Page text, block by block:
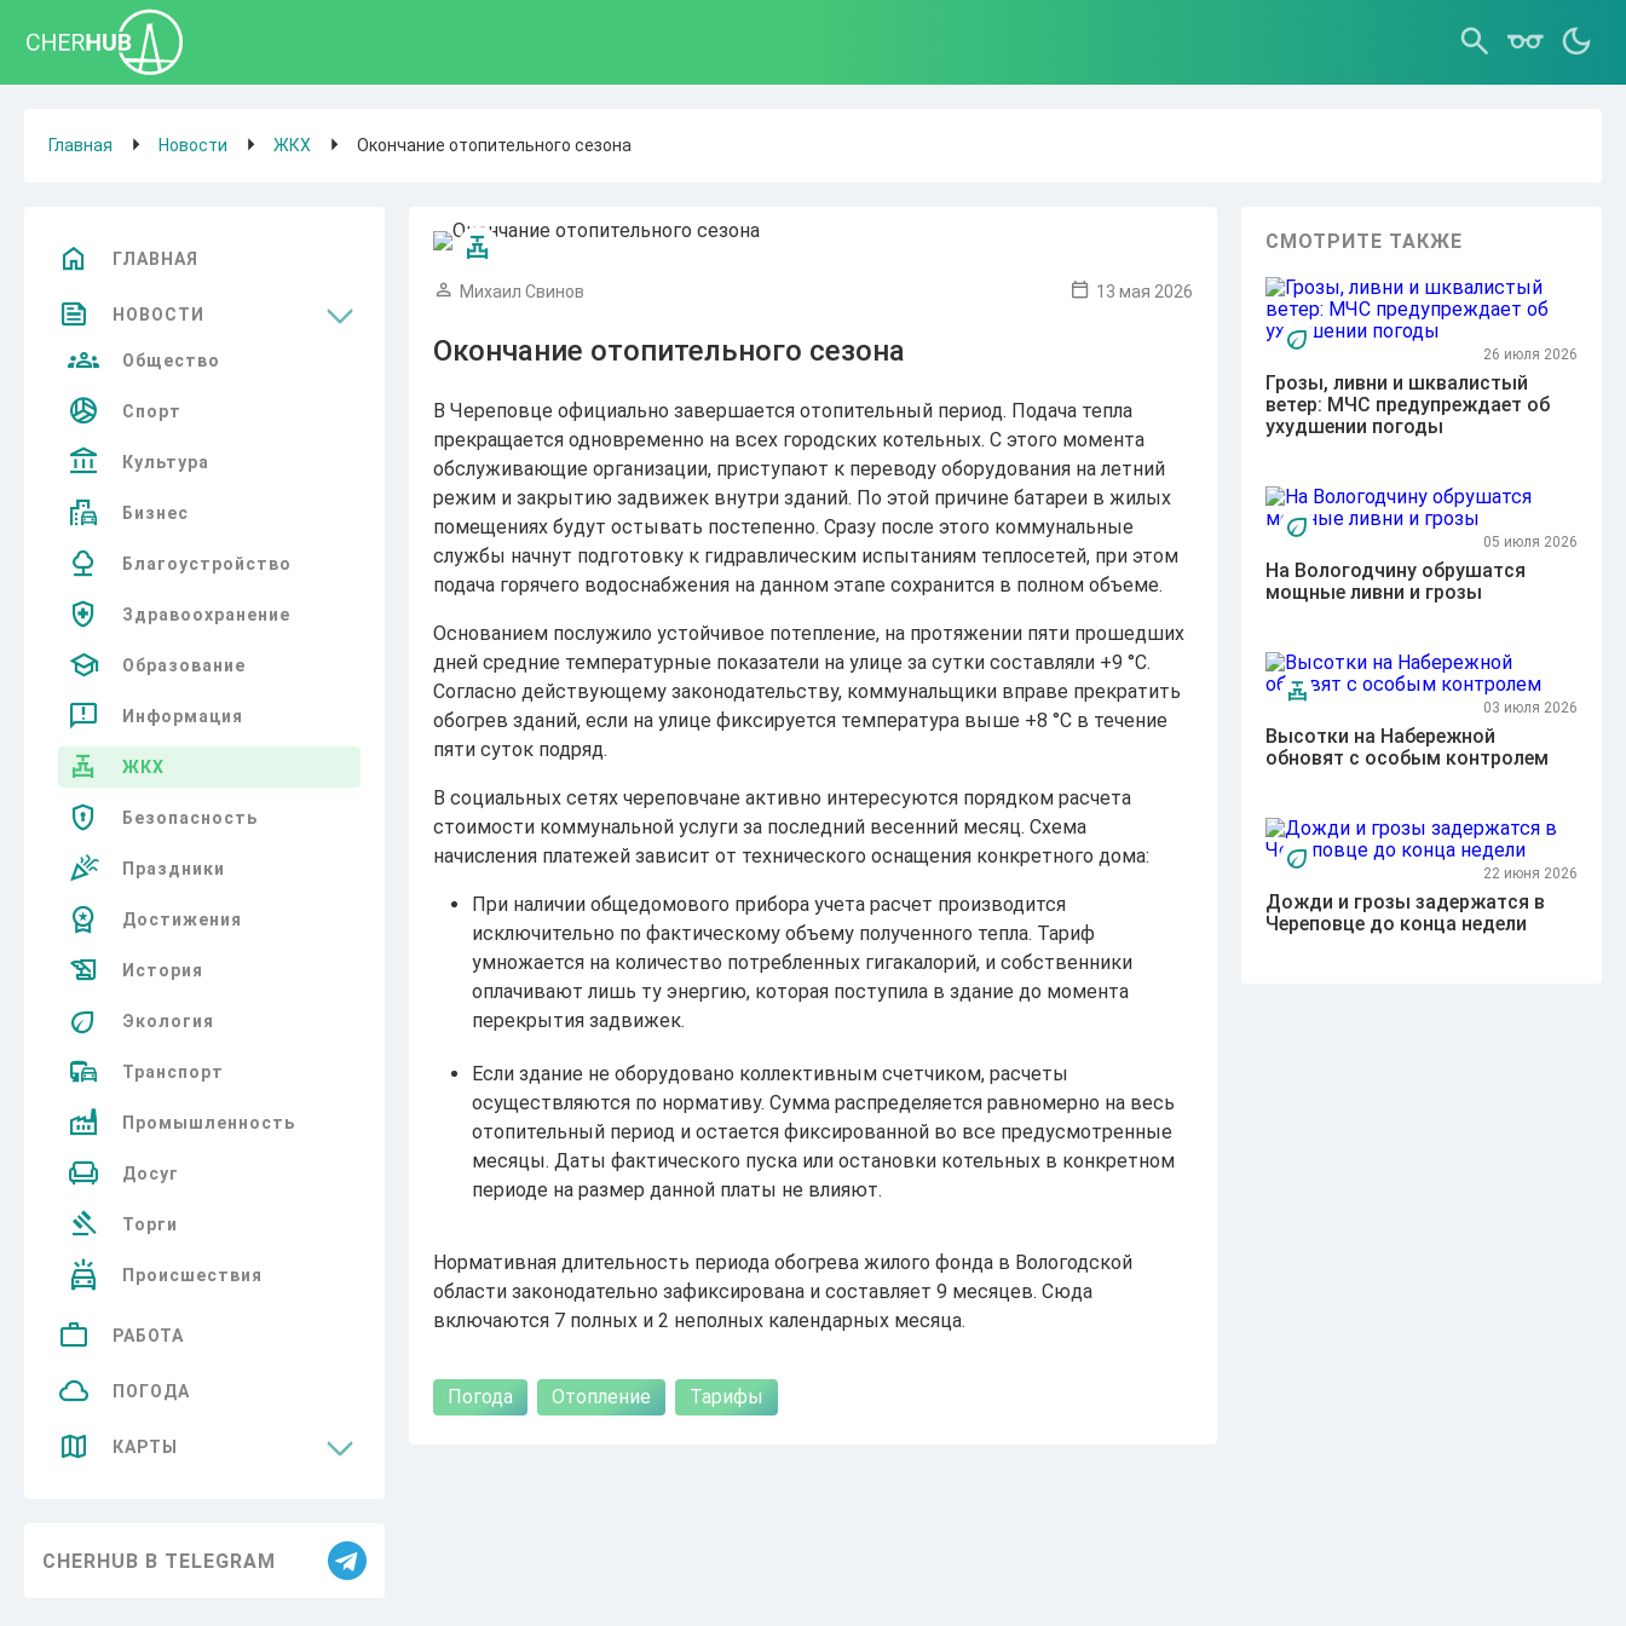
Главная Новости ЖКХ Окончание отопительного сезона
ГЛАВНАЯ
НОВОСТИ
Общество
Спорт
Культура
Бизнес
Благоустройство
Здравоохранение
Образование
Информация
ЖКХ
Безопасность
Праздники
Достижения
История
Экология
Транспорт
Промышленность
Досуг
Торги
Происшествия
РАБОТА
ПОГОДА
КАРТЫ
CHERHUB В TELEGRAM
Михаил Свинов 13 мая 2026
Окончание отопительного сезона
В Череповце официально завершается отопительный период. Подача тепла
прекращается одновременно на всех городских котельных. С этого момента
обслуживающие организации, приступают к переводу оборудования на летний
режим и закрытию задвижек внутри зданий. По этой причине батареи в жилых
помещениях будут остывать постепенно. Сразу после этого коммунальные
службы начнут подготовку к гидравлическим испытаниям теплосетей, при этом
подача горячего водоснабжения на данном этапе сохранится в полном объеме.
Основанием послужило устойчивое потепление, на протяжении пяти прошедших
дней средние температурные показатели на улице за сутки составляли +9 °C.
Согласно действующему законодательству, коммунальщики вправе прекратить
обогрев зданий, если на улице фиксируется температура выше +8 °C в течение
пяти суток подряд.
В социальных сетях череповчане активно интересуются порядком расчета
стоимости коммунальной услуги за последний весенний месяц. Схема
начисления платежей зависит от технического оснащения конкретного дома:
При наличии общедомового прибора учета расчет производится
исключительно по фактическому объему полученного тепла. Тариф
умножается на количество потребленных гигакалорий, и собственники
оплачивают лишь ту энергию, которая поступила в здание до момента
перекрытия задвижек.
Если здание не оборудовано коллективным счетчиком, расчеты
осуществляются по нормативу. Сумма распределяется равномерно на весь
отопительный период и остается фиксированной во все предусмотренные
месяцы. Даты фактического пуска или остановки котельных в конкретном
периоде на размер данной платы не влияют.
Нормативная длительность периода обогрева жилого фонда в Вологодской
области законодательно зафиксирована и составляет 9 месяцев. Сюда
включаются 7 полных и 2 неполных календарных месяца.
Погода Отопление Тарифы
СМОТРИТЕ ТАКЖЕ
26 июля 2026
Грозы, ливни и шквалистый
ветер: МЧС предупреждает об
ухудшении погоды
05 июля 2026
На Вологодчину обрушатся
мощные ливни и грозы
03 июля 2026
Высотки на Набережной
обновят с особым контролем
22 июня 2026
Дожди и грозы задержатся в
Череповце до конца недели